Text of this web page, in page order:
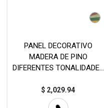
PANEL DECORATIVO
MADERA DE PINO
DIFERENTES TONALIDADES
$ 2,029.94